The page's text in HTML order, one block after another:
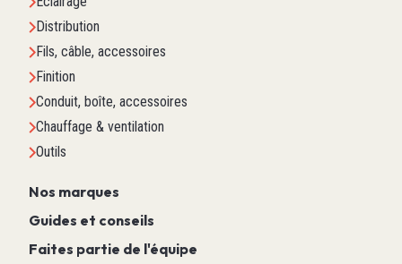
Distribution
Fils, câble, accessoires
Finition
Conduit, boîte, accessoires
Chauffage & ventilation
Outils
Nos marques
Guides et conseils
Faites partie de l'équipe